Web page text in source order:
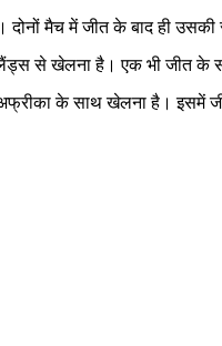
मैच में जीत के बाद ही
से खेलना है। एक भी जीत
के साथ खेलना है। इसमें